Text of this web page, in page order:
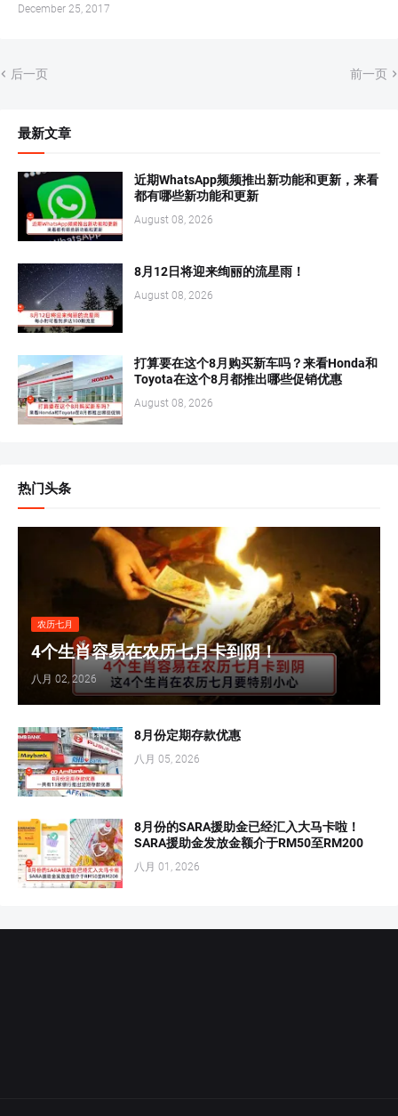
December 25, 2017
后一页 前一页
最新文章
近期WhatsApp频频推出新功能和更新，来看
都有哪些新功能和更新
August 08, 2026
8月12日将迎来绚丽的流星雨！
August 08, 2026
打算要在这个8月购买新车吗？来看Honda和
Toyota在这个8月都推出哪些促销优惠
August 08, 2026
热门头条
农历七月
4个生肖容易在农历七月卡到阴！
八月 02, 2026
8月份定期存款优惠
八月 05, 2026
8月份的SARA援助金已经汇入大马卡啦！
SARA援助金发放金额介于RM50至RM200
八月 01, 2026